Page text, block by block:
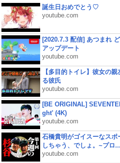
誕生日おめでとう♡
youtube.com
[2020.7.3 配信] あつまれ
アップデート
youtube.com
【多目的トイレ】彼女の
る彼氏
youtube.com
[BE ORIGINAL]
ght' (4K)
youtube.com
石橋貴明がゴイスーなスポ
しちゃう、でしょ。~プロ...
youtube.com